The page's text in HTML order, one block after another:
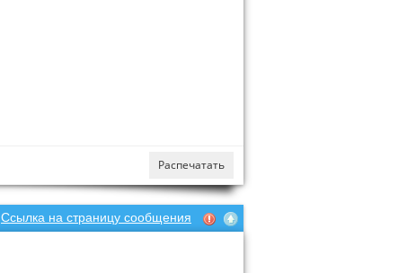
Распечатать
Ссылка на страницу сообщения